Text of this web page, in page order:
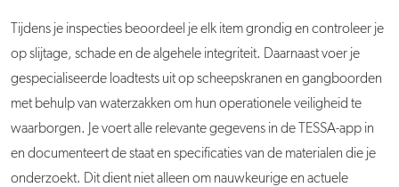
Tijdens je inspecties beoordeel je elk item grondig en controleer je
op slijtage, schade en de algehele integriteit. Daarnaast voer je
gespecialiseerde loadtests uit op scheepskranen en gangboorden
met behulp van waterzakken om hun operationele veiligheid te
waarborgen. Je voert alle relevante gegevens in de TESSA-app in
en documenteert de staat en specificaties van de materialen die je
onderzoekt. Dit dient niet alleen om nauwkeurige en actuele